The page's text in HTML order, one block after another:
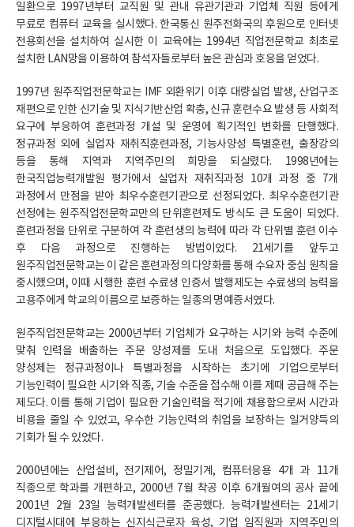
일환으로 1997년부터 교직원 및 관내 유관기관과 기업체 직원 등에게
무료로 컴퓨터 교육을 실시했다. 한국통신 원주전화국의 후원으로 인터넷
전용회선을 설치하여 실시한 이 교육에는 1994년 직업전문학교 최초로
설치한 LAN망을 이용하여 참석자들로부터 높은 관심과 호응을 얻었다.
1997년 원주직업전문학교는 IMF 외환위기 이후 대량실업 발생, 산업구조
재편으로 인한 신기술 및 지식기반산업 확충, 신규 훈련수요 발생 등 사회적
요구에 부응하여 훈련과정 개설 및 운영에 획기적인 변화를 단행했다.
정규과정 외에 실업자 재취직훈련과정, 기능사양성 특별훈련, 출장강의
등을 통해 지역과 지역주민의 희망을 되살렸다. 1998년에는
한국직업능력개발원 평가에서 실업자 재취직과정 10개 과정 중 7개
과정에서 만점을 받아 최우수훈련기관으로 선정되었다. 최우수훈련기관
선정에는 원주직업전문학교만의 단위훈련제도 방식도 큰 도움이 되었다.
훈련과정을 단위로 구분하여 각 훈련생의 능력에 따라 각 단위별 훈련 이수
후 다음 과정으로 진행하는 방법이었다. 21세기를 앞두고
원주직업전문학교는 이 같은 훈련과정의 다양화를 통해 수요자 중심 원칙을
중시했으며, 이때 시행한 훈련 수료생 인증서 발행제도는 수료생의 능력을
고용주에게 학교의 이름으로 보증하는 일종의 명예증서였다.
원주직업전문학교는 2000년부터 기업체가 요구하는 시기와 능력 수준에
맞춰 인력을 배출하는 주문 양성제를 도내 처음으로 도입했다. 주문
양성제는 정규과정이나 특별과정을 시작하는 초기에 기업으로부터
기능인력이 필요한 시기와 직종, 기술 수준을 접수해 이를 제때 공급해 주는
제도다. 이를 통해 기업이 필요한 기술인력을 적기에 채용함으로써 시간과
비용을 줄일 수 있었고, 우수한 기능인력의 취업을 보장하는 일거양득의
기회가 될 수 있었다.
2000년에는 산업설비, 전기제어, 정밀기계, 컴퓨터응용 4개 과 11개
직종으로 학과를 개편하고, 2000년 7월 착공 이후 6개월여의 공사 끝에
2001년 2월 23일 능력개발센터를 준공했다. 능력개발센터는 21세기
디지털시대에 부응하는 신지식근로자 육성, 기업 임직원과 지역주민의